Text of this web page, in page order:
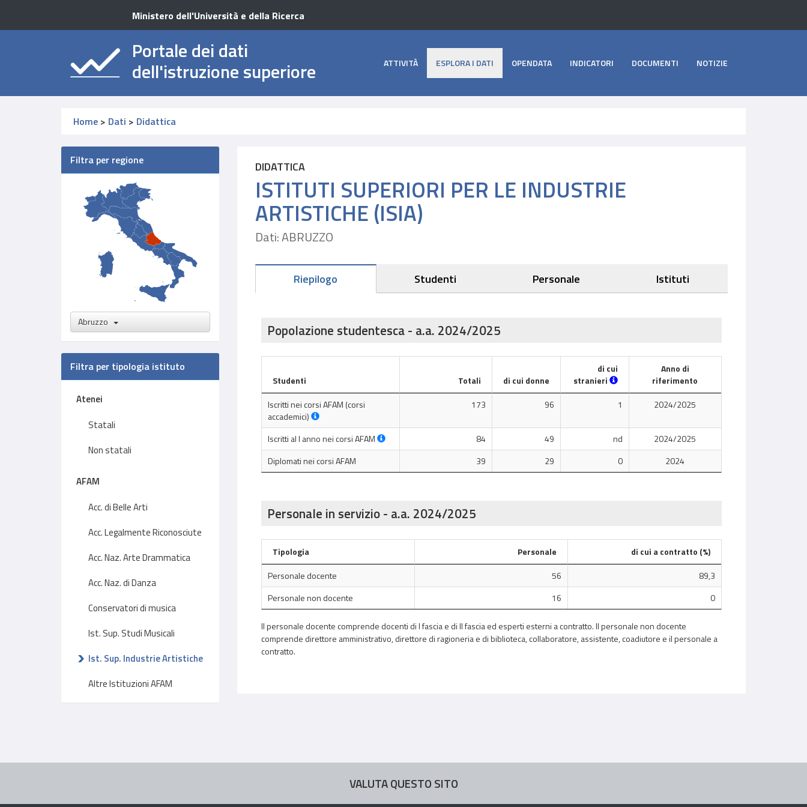
Ministero dell'Università e della Ricerca
Portale dei dati
dell'istruzione superiore ATTIVITÀ ESPLORA I DATI OPENDATA INDICATORI DOCUMENTI NOTIZIE
Home > Dati > Didattica
Filtra per regione
Abruzzo
Filtra per tipologia istituto
Atenei
Statali
Non statali
AFAM
Acc. di Belle Arti
Acc. Legalmente Riconosciute
Acc. Naz. Arte Drammatica
Acc. Naz. di Danza
Conservatori di musica
Ist. Sup. Studi Musicali
Ist. Sup. Industrie Artistiche
Altre Istituzioni AFAM
DIDATTICA
ISTITUTI SUPERIORI PER LE INDUSTRIE
ARTISTICHE (ISIA)
Dati: ABRUZZO
Riepilogo Studenti Personale Istituti
Popolazione studentesca - a.a. 2024/2025
Studenti Totali di cui donne
di cui
stranieri
Anno di
riferimento
Iscritti nei corsi AFAM (corsi
accademici)
173 96 1 2024/2025
Iscritti al I anno nei corsi AFAM 84 49 nd
2024/2025
Diplomati nei corsi AFAM
39 29 0 2024
Personale in servizio - a.a. 2024/2025
Tipologia Personale
di cui a contratto (%)
Personale docente
56
89,3
Personale non docente
16 0
Il personale docente comprende docenti di I fascia e di II fascia ed esperti esterni a contratto. Il personale non docente
comprende direttore amministrativo, direttore di ragioneria e di biblioteca, collaboratore, assistente, coadiutore e il personale a
contratto.
VALUTA QUESTO SITO